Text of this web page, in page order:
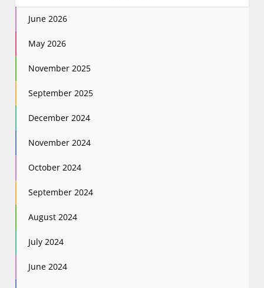
June 2026
May 2026
November 2025
September 2025
December 2024
November 2024
October 2024
September 2024
August 2024
July 2024
June 2024